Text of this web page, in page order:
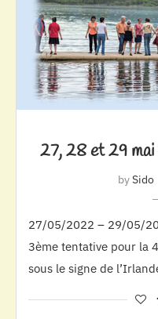
27, 28 et 29
bySido
27/05/2022 – 29/05/
3ème tentative pour la
sous le signe de